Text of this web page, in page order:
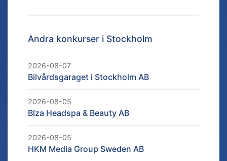
Andra konkurser i Stockholm
2026-08-07
Bilvårdsgaraget i Stockholm AB
2026-08-05
Blza Headspa & Beauty AB
2026-08-05
HKM Media Group Sweden AB